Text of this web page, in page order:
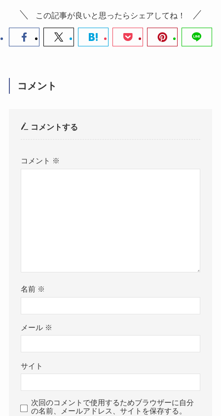
この記事が良いと思ったらシェアしてね！
コメント
コメントする
コメント ※
名前 ※
メール ※
サイト
次回のコメントで使用するためブラウザーに自分
の名前、メールアドレス、サイトを保存する。